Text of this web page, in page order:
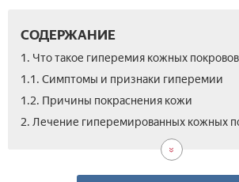
СОДЕРЖАНИЕ
1. Что такое гиперемия кожных покровов
1.1. Симптомы и признаки гиперемии
1.2. Причины покраснения кожи
2. Лечение гиперемированных кожных